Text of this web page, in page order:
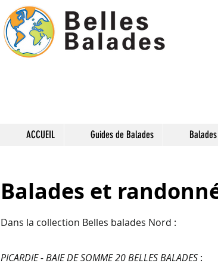
ACCUEIL Guides de Balades
Balades et
Dans la collection Belles balades Nord :
PICARDIE - BAIE DE SOMME 20 BELLES BALADES :